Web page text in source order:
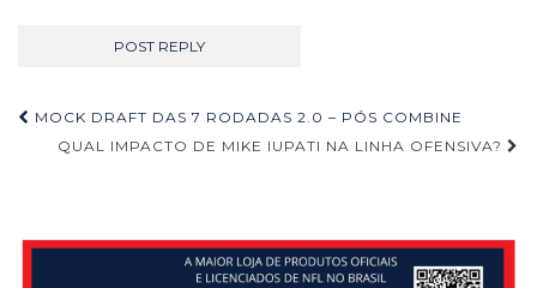
Navegação
MOCK DRAFT DAS 7 RODADAS 2.0 – PÓS COMBINE
QUAL IMPACTO DE MIKE IUPATI NA LINHA OFENSIVA?